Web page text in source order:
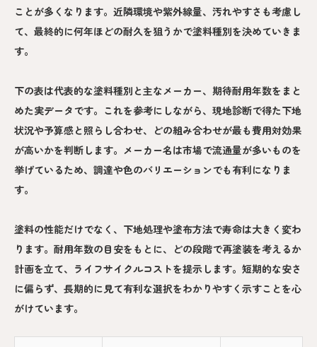
ことが多くなります。近隣環境や紫外線量、汚れやすさも考慮し
て、最終的に何年ほどの耐久を狙うかで塗料種別を決めていきま
す。
下の表は代表的な塗料種別と主なメーカー、期待耐用年数をまと
めた実データです。これを参考にしながら、現地診断で得た下地
状況や予算感と照らし合わせ、どの組み合わせが最も費用対効果
が高いかを判断します。メーカー名は市場で流通量が多いものを
挙げているため、調達や色のバリエーションでも有利になりま
す。
塗料の性能だけでなく、下地処理や塗布方法で寿命は大きく変わ
ります。耐用年数の目安をもとに、どの段階で再塗装を考えるか
計画を立て、ライフサイクルコストを提示します。短期的な安さ
に偏らず、長期的に見て有利な選択をわかりやすく示すことを心
がけています。